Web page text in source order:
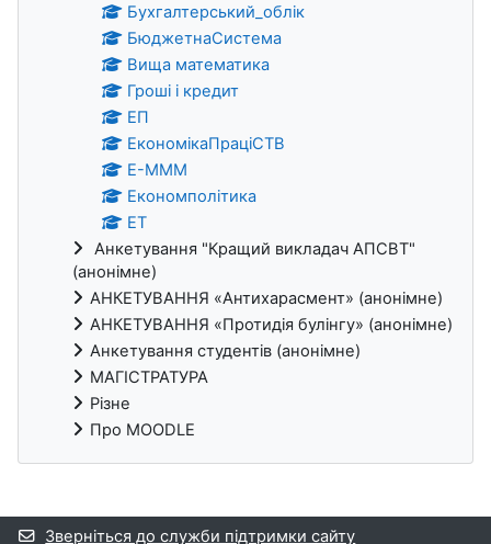
Бухгалтерський_облік
БюджетнаСистема
Вища математика
Гроші і кредит
ЕП
ЕкономікаПраціСТВ
Е-МММ
Економполітика
ЕТ
Анкетування "Кращий викладач АПСВТ"
(анонімне)
АНКЕТУВАННЯ «Антихарасмент» (анонімне)
АНКЕТУВАННЯ «Протидія булінгу» (анонімне)
Анкетування студентів (анонімне)
МАГІСТРАТУРА
Різне
Про MOODLE
Додаткові блоки
Зверніться до служби підтримки сайту